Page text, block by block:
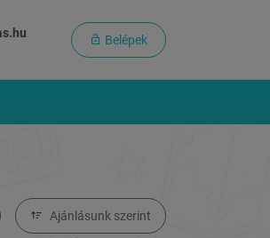
Belépek
Ajánlásunk szerint